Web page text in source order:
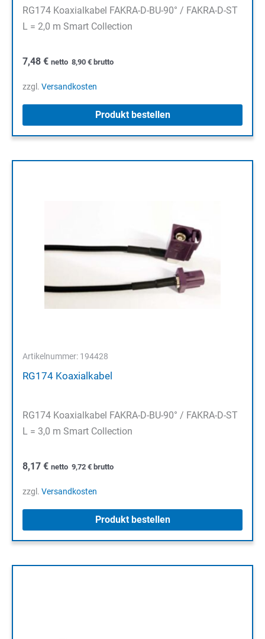
RG174 Koaxialkabel FAKRA-D-BU-90° / FAKRA-D-ST
L = 2,0 m Smart Collection
7,48 € netto 8,90 € brutto
zzgl. Versandkosten
Produkt bestellen
Artikelnummer: 194428
RG174 Koaxialkabel
RG174 Koaxialkabel FAKRA-D-BU-90° / FAKRA-D-ST
L = 3,0 m Smart Collection
8,17 € netto 9,72 € brutto
zzgl. Versandkosten
Produkt bestellen